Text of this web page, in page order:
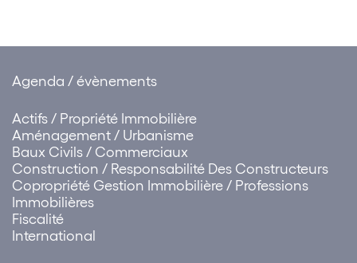
Agenda / évènements
Actifs / Propriété Immobilière
Aménagement / Urbanisme
Baux Civils / Commerciaux
Construction / Responsabilité Des Constructeurs
Copropriété Gestion Immobilière / Professions
Immobilières
Fiscalité
International